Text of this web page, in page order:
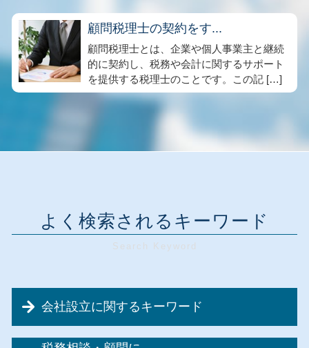
顧問税理士の契約をす...
顧問税理士とは、企業や個人事業主と継続
的に契約し、税務や会計に関するサポート
を提供する税理士のことです。この記 […]
よく検索されるキーワード
会社設立に関するキーワード